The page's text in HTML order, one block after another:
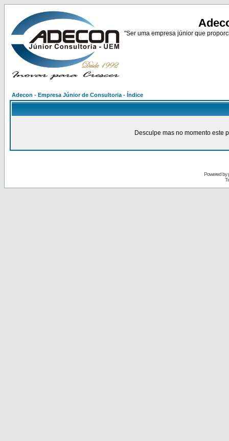
"Ser uma empresa júnior que
Adecon - Empresa Júnior de Consultoria - Índice
Desculpe mas no momento este
Powered by